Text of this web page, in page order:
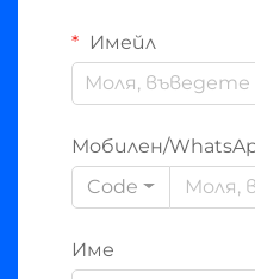
Имейл
Мобилен/
Code
Име